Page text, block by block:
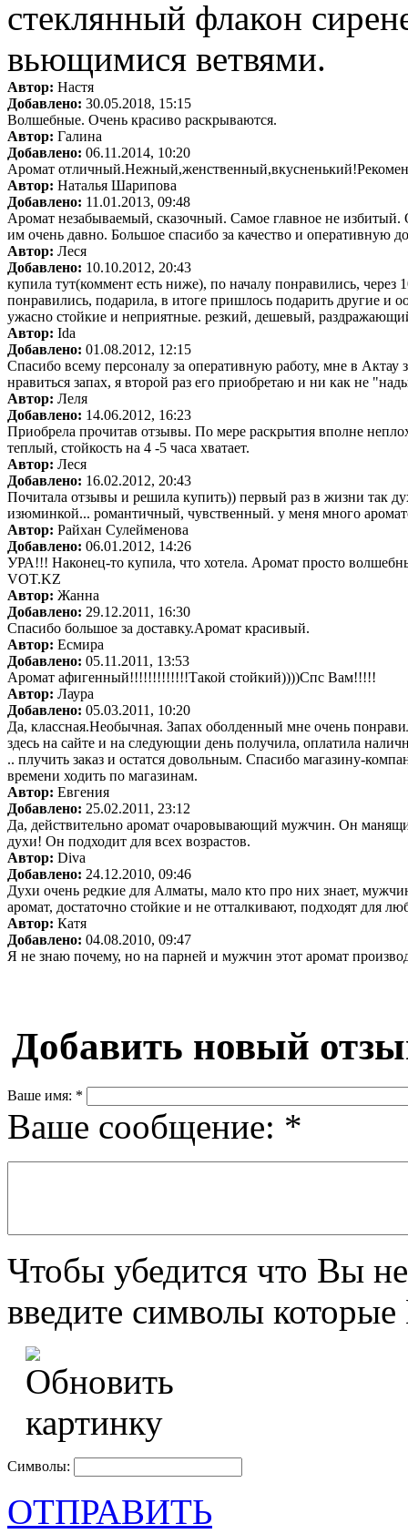
стеклянный флакон
вьющимися ветвями.
Автор: Настя
Добавлено: 30.05.2018, 15:15
Волшебные. Очень красиво раскрываются.
Автор: Галина
Добавлено: 06.11.2014, 10:20
Аромат
Автор: Наталья Шарипова
Добавлено: 11.01.2013, 09:48
Аромат незабываемый, сказочный. Самое главное не избитый.
им очень давно. Большое спасибо за качество и оперативную
Автор: Леся
Добавлено: 10.10.2012, 20:43
купила тут(коммент есть ниже), по началу понравились,
понравились, подарила, в итоге пришлось подарить другие и
ужасно стойкие и неприятные. резкий, дешевый,
Автор: Ida
Добавлено: 01.08.2012, 12:15
Спасибо всему персоналу за оперативную работу, мне в
нравиться запах, я второй раз его приобретаю и ни как не
Автор: Леля
Добавлено: 14.06.2012, 16:23
Приобрела прочитав отзывы. По мере раскрытия вполне
теплый, стойкость на 4 -5 часа хватает.
Автор: Леся
Добавлено: 16.02.2012, 20:43
Почитала отзывы и решила купить)) первый раз в жизни так
изюминкой... романтичный, чувственный. у меня много
Автор: Райхан Сулейменова
Добавлено: 06.01.2012, 14:26
УРА!!! Наконец-то купила, что хотела. Аромат просто
VOT.KZ
Автор: Жанна
Добавлено: 29.12.2011, 16:30
Спасибо большое за доставку.Аромат красивый.
Автор: Есмира
Добавлено: 05.11.2011, 13:53
Аромат афигенный!!!!!!!!!!!!!Такой стойкий))))Спс Вам!!!!!
Автор: Лаура
Добавлено: 05.03.2011, 10:20
Да, классная.Необычная. Запах оболденный мне очень
здесь на сайте и на следующии день получила, оплатила
.. плучить заказ и остатся довольным. Спасибо магазину-
времени ходить по магазинам.
Автор: Евгения
Добавлено: 25.02.2011, 23:12
Да, действительно аромат очаровывающий мужчин. Он
духи! Он подходит для всех возрастов.
Автор: Diva
Добавлено: 24.12.2010, 09:46
Духи очень редкие для Алматы, мало кто про них знает,
аромат, достаточно стойкие и не отталкивают, подходят для
Автор: Катя
Добавлено: 04.08.2010, 09:47
Я не знаю почему, но на парней и мужчин этот аромат
Добавить новый
Ваше имя: *
Ваше сообщение: *
Чтобы убедится что Вы
введите символы
Символы:
ОТПРАВИТЬ